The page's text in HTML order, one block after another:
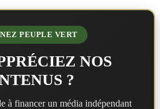
PEUPLE VERT
NOS
?
à financer un média indépendant